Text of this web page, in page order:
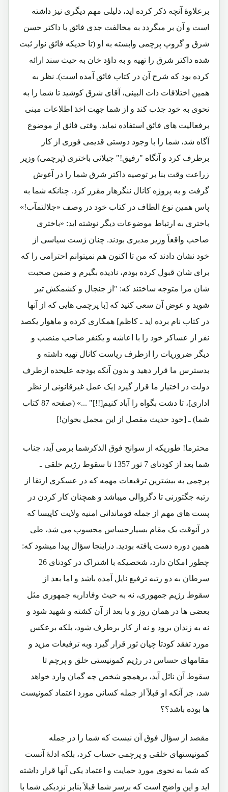
برعلاوۀ آنچه ذکر کرده اید، دلیلی مهم دیگری نیز داشته
است و آن بر میگردد به مخالفت جدی فائق با داکتر حسن
شرق و گروپ پرچمی وابسته به او (تا حدیکه فائق نوار ثبت
شده داکتر شرق را تهیه و به داؤد خان به حیث سند ارائه
کرده بود که شرح آن در کتاب فائق آمده است). نظر به
همین اختلافات ذات البینی، آقای شرق کوشید تا شما را به
نحوی به خود جذب کند و از شما جهت اخذ اطلاعات مبنی
برفعالیت های فائق استفاده نماید. وقتی فائق از موضوع
آگاه شد، شما را با وجود دوستی قدیمی فوری از کار
برطرف کرد و آنگاه "رفیق!" جیلانی باختری (پرچمی) وزیر
زراعت وقت بنا بر توصیه داکتر شرق شما را در آغوش
گرفت و به پروژه کانال ننگرهار مقرر کرد. چنانکه شما به
پاس همین نوع الطاف در کتاب خود در وصف «جلالتمآب!»
باختری به ارتباط موضوعات دیگر نوشته اید: «باختری
صاحب واقعاً وزیر مدبری بودند. چنان ژست سیاسی از
خود نشان دادند که من تا اکنون هم نمیتوانم احترامی را که
برای شان قبول کرده بودم، نادیده بگیرم و ضمن صحبت
شان مرا متوجه ساختند که: "از جنجال و کشمکش تیر
شوید و عوض آن سعی کنید که [با پرچمی هایی که از آنها
در کتاب نام برده اید ـ کاظم] همکاری کرده و ماهوار یکصد
نفر از عساکر خود را با اعاشه و یکنفر صاحب منصب و
دیگر ضروریات را ازطرف ریاست کانال تهیه داشته و
بدسترس ما قرار دهید و بدون آنکه بودجه علیحده ازطرف
دولت در اختیار ما قرار گیرد [یک عمل غیرقانونی از نظر
اداری]، تا دشت بگواه را آباد کنیم[!!]" ...» (صفحه 87 کتاب
شما) ـ [خود حدیث مفصل از این مجمل بخوان!]
محترما! طوریکه از سوانح فوق الذکرشما برمی آید، جناب
شما بعد از کودتای 7 ثور 1357 تا سقوط رژیم خلقی ـ
پرچمی به بیشترین ترفیعات مهمه که در عسکری ارتقا از
رتبه جگتورنی تا دگروالی میباشد و همچنان کار کردن در
پست های مهم از جمله قوماندانی امنیه ولایت کاپیسا که
در آنوقت یک مقام بسیارحساس محسوب می شد، طی
همین دوره دست یافته بودید. دراینجا سؤال پیدا میشود که:
چطور امکان دارد، شخصیکه با اشتراک در کودتای 26
سرطان به دو رتبه ترفیع نایل آمده باشد و اما بعد از
سقوط رژیم جمهوری، نه به حیث وفاداربه جمهوری مثل
بعضی ها در همان روز و یا بعد از آن کشته و شهید شود و
نه به زندان برود و نه از کار برطرف شود، بلکه برعکس
مورد تفقد کودتا چیان ثور قرار گیرد وبه ترفیعات مزید و
مقامهای حساس در رژیم کمونیستی خلق و پرچم تا
سقوط آن نائل آید، برهمچو شخص چه گمان وارد خواهد
شد، جز آنکه او قبلاً از جمله کسانی مورد اعتماد کمونیست
ها بوده باشد؟؟
مقصد از سؤال فوق آن نیست که شما را در جمله
کمونیستهای خلقی و پرچمی حساب کرد، بلکه ادلۀ آنست
که شما به نحوی مورد حمایت و اعتماد یکی آنها قرار داشته
اید و این واضح است که برسر شما قبلاً بنابر نزدیکی شما با